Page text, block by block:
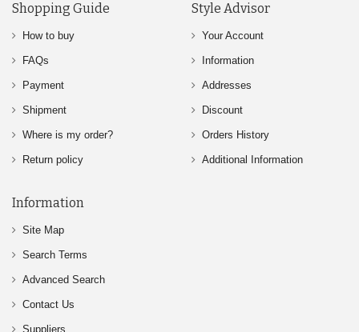
Shopping Guide
How to buy
FAQs
Payment
Shipment
Where is my order?
Return policy
Style Advisor
Your Account
Information
Addresses
Discount
Orders History
Additional Information
Information
Site Map
Search Terms
Advanced Search
Contact Us
Suppliers